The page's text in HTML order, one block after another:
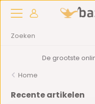
De grootste
Home
Recente artikelen